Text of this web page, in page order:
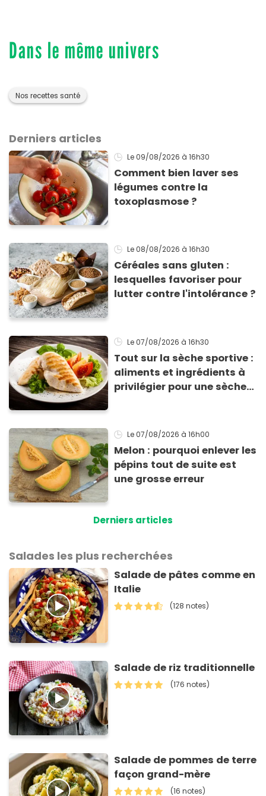
Dans le même univers
Nos recettes santé
Derniers articles
Le 09/08/2026 à 16h30
Comment bien laver ses
légumes contre la
toxoplasmose ?
Le 08/08/2026 à 16h30
Céréales sans gluten :
lesquelles favoriser pour
lutter contre l'intolérance ?
Le 07/08/2026 à 16h30
Tout sur la sèche sportive :
aliments et ingrédients à
privilégier pour une sèche
Le 07/08/2026 à 16h00
Melon : pourquoi enlever les
pépins tout de suite est
une grosse erreur
Derniers articles
Salades les plus recherchées
Salade de pâtes comme en
Italie
(128 notes)
Salade de riz traditionnelle
(176 notes)
Salade de pommes de terre
façon grand-mère
(16 notes)